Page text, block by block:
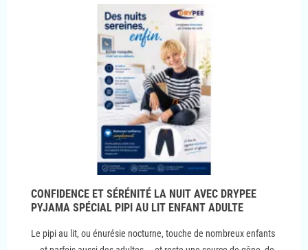
CONFIDENCE ET SÉRÉNITÉ LA NUIT AVEC DRYPEE
PYJAMA SPÉCIAL PIPI AU LIT ENFANT ADULTE
Le pipi au lit, ou énurésie nocturne, touche de nombreux enfants